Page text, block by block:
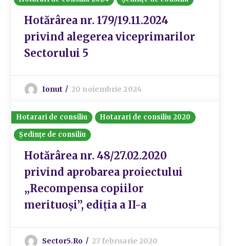
Hotărârea nr. 179/19.11.2024
privind alegerea viceprimarilor
Sectorului 5
Ionut 20 noiembrie 2024
Hotarari de consiliu
Hotarari de consiliu 2020
Ședințe de consiliu
Hotărârea nr. 48/27.02.2020
privind aprobarea proiectului
„Recompensa copiilor
merituoși”, ediția a II-a
Sector5.ro 27 februarie 2020